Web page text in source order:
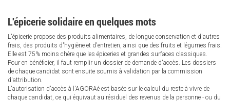
L'épicerie solidaire en quelques mots
L'épicerie propose des produits alimentaires, de longue conservation et d'autres
frais, des produits d'hygiène et d'entretien, ainsi que des fruits et légumes frais.
Elle est 75% moins chère que les épiceries et grandes surfaces classiques.
Pour en bénéficier, il faut remplir un dossier de demande d'accès. Les dossiers
de chaque candidat sont ensuite soumis à validation par la commission
d'attribution.
L'autorisation d'accès à l'AGORAé est basée sur le calcul du reste à vivre de
chaque candidat, ce qui équivaut au résiduel des revenus de la personne - ou du